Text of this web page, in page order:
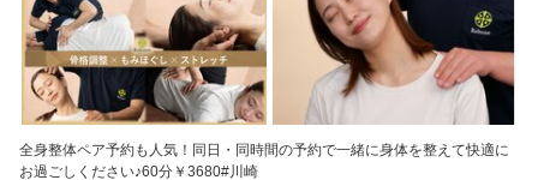
全身整体ペア予約も人気！同日・同時間の予約で一緒に身体を整えて快適に
お過ごしください♪60分￥3680#川崎